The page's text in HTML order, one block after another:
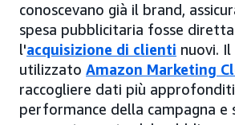
conoscevano già il brand,
spesa pubblicitaria fosse
l'acquisizione di clienti nuovi.
utilizzato Amazon Marketing
raccogliere dati più
performance della campagna e